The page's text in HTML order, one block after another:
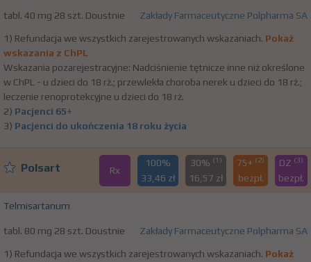
tabl. 40 mg 28 szt. Doustnie Zakłady Farmaceutyczne Polpharma SA
1) Refundacja we wszystkich zarejestrowanych wskazaniach. Pokaż
wskazania z ChPL
Wskazania pozarejestracyjne: Nadciśnienie tętnicze inne niż określone
w ChPL - u dzieci do 18 rż.; przewlekła choroba nerek u dzieci do 18 rż.;
leczenie renoprotekcyjne u dzieci do 18 rż.
2) Pacjenci 65+
3) Pacjenci do ukończenia 18 roku życia
Polsart Rx
100%
33,46 zł
30% (1)
16,57 zł
75+ (2)
bezpł.
DZ (3)
bezpł.
Telmisartanum
tabl. 80 mg 28 szt. Doustnie Zakłady Farmaceutyczne Polpharma SA
1) Refundacja we wszystkich zarejestrowanych wskazaniach. Pokaż